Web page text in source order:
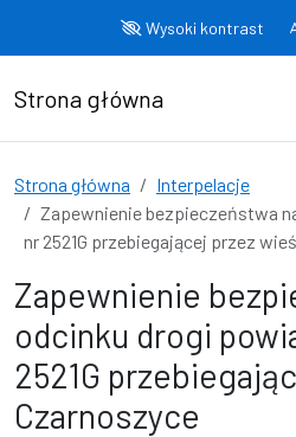
Wysoki kontrast
Strona główna
Strona główna
Interpelacje
Zapewnienie bezpieczeństwa
nr 2521G przebiegającej przez
Zapewnienie
odcinku drogi
2521G
Czarnoszyce